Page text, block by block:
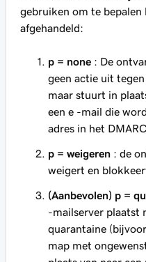
gebruiken om te
afgehandeld:
p = none : De
geen actie uit
maar stuurt in
een e -mail die
adres in het
p = weigeren : de
weigert en
(Aanbevolen) p =
-mailserver plaatst
quarantaine
map met